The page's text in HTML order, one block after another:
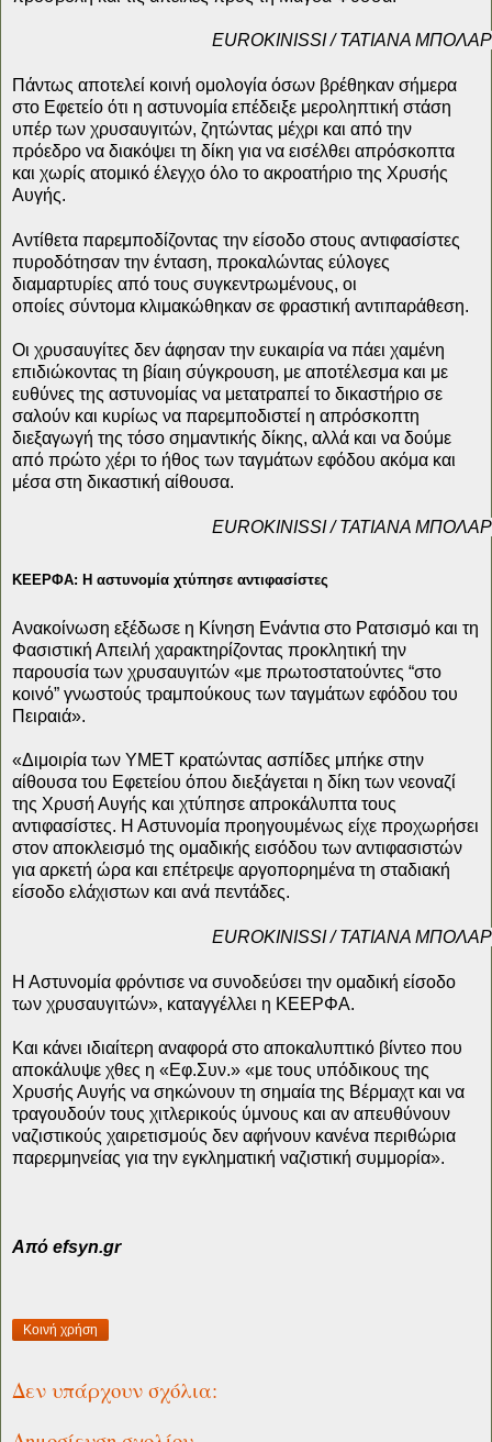
EUROKINISSI / ΤΑΤΙΑΝΑ
Πάντως αποτελεί κοινή ομολογία όσων βρέθηκαν σήμερα
στο Εφετείο ότι η αστυνομία επέδειξε μεροληπτική στάση
υπέρ των χρυσαυγιτών, ζητώντας μέχρι και από την
πρόεδρο να διακόψει τη δίκη για να εισέλθει απρόσκοπτα
και χωρίς ατομικό έλεγχο όλο το ακροατήριο της Χρυσής
Αυγής.
Αντίθετα παρεμποδίζοντας την είσοδο στους αντιφασίστες
πυροδότησαν την ένταση, προκαλώντας εύλογες
διαμαρτυρίες από τους συγκεντρωμένους, οι
οποίες σύντομα κλιμακώθηκαν σε φραστική αντιπαράθεση.
Οι χρυσαυγίτες δεν άφησαν την ευκαιρία να πάει χαμένη
επιδιώκοντας τη βίαιη σύγκρουση, με αποτέλεσμα και με
ευθύνες της αστυνομίας να μετατραπεί το δικαστήριο σε
σαλούν και κυρίως να παρεμποδιστεί η απρόσκοπτη
διεξαγωγή της τόσο σημαντικής δίκης, αλλά και να δούμε
από πρώτο χέρι το ήθος των ταγμάτων εφόδου ακόμα και
μέσα στη δικαστική αίθουσα.
ΕUROKINISSI / ΤΑΤΙΑΝΑ
ΚΕΕΡΦΑ: Η αστυνομία χτύπησε αντιφασίστες
Ανακοίνωση εξέδωσε η Κίνηση Ενάντια στο Ρατσισμό και τη
Φασιστική Απειλή χαρακτηρίζοντας προκλητική την
παρουσία των χρυσαυγιτών «με πρωτοστατούντες “στο
κοινό” γνωστούς τραμπούκους των ταγμάτων εφόδου του
Πειραιά».
«Διμοιρία των ΥΜΕΤ κρατώντας ασπίδες μπήκε στην
αίθουσα του Εφετείου όπου διεξάγεται η δίκη των νεοναζί
της Χρυσή Αυγής και χτύπησε απροκάλυπτα τους
αντιφασίστες. Η Αστυνομία προηγουμένως είχε προχωρήσει
στον αποκλεισμό της ομαδικής εισόδου των αντιφασιστών
για αρκετή ώρα και επέτρεψε αργοπορημένα τη σταδιακή
είσοδο ελάχιστων και ανά πεντάδες.
ΕUROKINISSI / ΤΑΤΙΑΝΑ
Η Αστυνομία φρόντισε να συνοδεύσει την ομαδική είσοδο
των χρυσαυγιτών», καταγγέλλει η ΚΕΕΡΦΑ.
Και κάνει ιδιαίτερη αναφορά στο αποκαλυπτικό βίντεο που
αποκάλυψε χθες η «Εφ.Συν.» «με τους υπόδικους της
Χρυσής Αυγής να σηκώνουν τη σημαία της Βέρμαχτ και να
τραγουδούν τους χιτλερικούς ύμνους και αν απευθύνουν
ναζιστικούς χαιρετισμούς δεν αφήνουν κανένα περιθώρια
παρερμηνείας για την εγκληματική ναζιστική συμμορία».
Από efsyn.gr
Κοινή χρήση
Δεν υπάρχουν σχόλια: